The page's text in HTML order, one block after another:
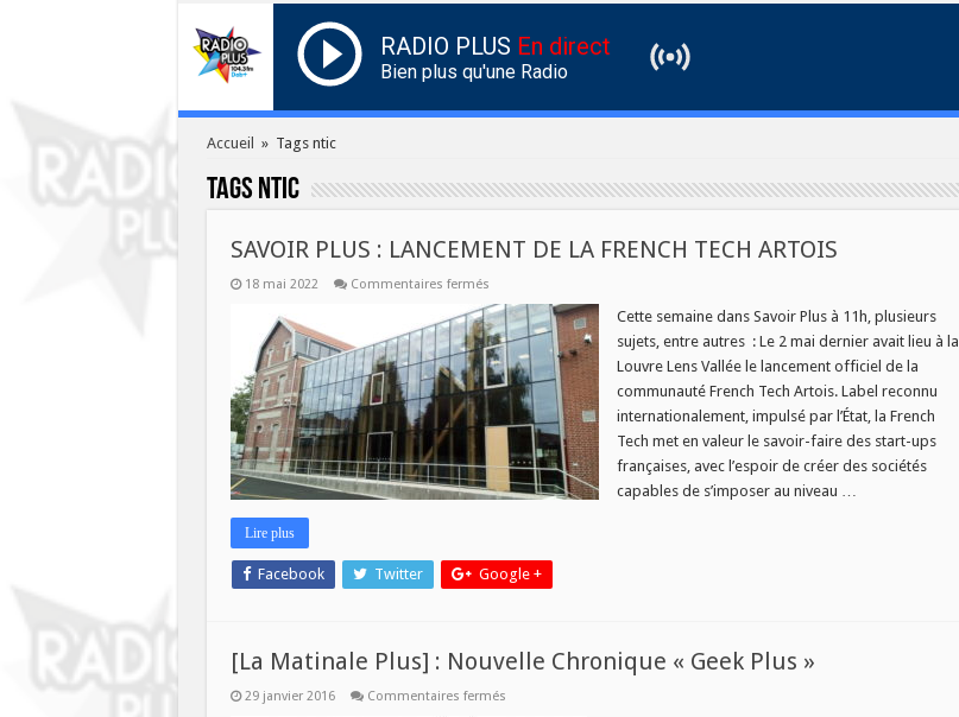
RADIO PLUS En direct
Bien plus qu'une Radio
Accueil » Tags ntic
Tags ntic
SAVOIR PLUS : LANCEMENT DE LA FRENCH TECH ARTOIS
18 mai 2022 Commentaires ferméssur
PLUS
:
LANCEMENT
DE
LA
FRENCH
TECH
ARTOIS
Cette semaine dans Savoir Plus à 11h, plusieurs
sujets, entre autres : Le 2 mai dernier avait lieu à la
Louvre Lens Vallée le lancement officiel de la
communauté French Tech Artois. Label reconnu
internationalement, impulsé par l’État, la French
Tech met en valeur le savoir-faire des start-ups
françaises, avec l’espoir de créer des sociétés
capables de s’imposer au niveau …
Lire plus
Facebook Twitter Google +
[La Matinale Plus] : Nouvelle Chronique « Geek Plus »
29 janvier 2016 Commentaires ferméssur